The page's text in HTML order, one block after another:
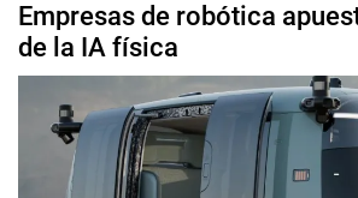
Empresas de robótica
de la IA física